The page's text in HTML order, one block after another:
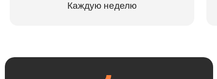
Каждую неделю